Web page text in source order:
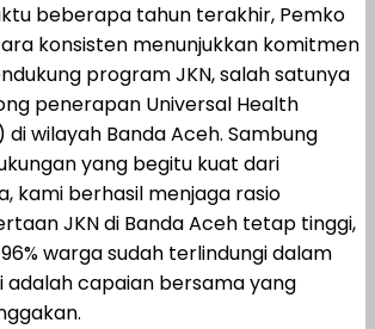
beberapa tahun terakhir, Pemko
konsisten menunjukkan komitmen
program JKN, salah satunya
penerapan Universal Health
di wilayah Banda Aceh. Sambung
yang begitu kuat dari
kami berhasil menjaga rasio
JKN di Banda Aceh tetap tinggi,
warga sudah terlindungi dalam
adalah capaian bersama yang